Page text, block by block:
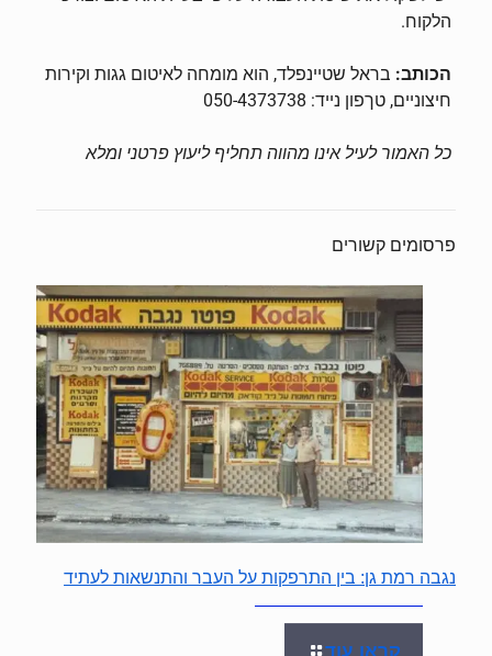
הלקוח.
הכותב: בראל שטיינפלד, הוא מומחה לאיטום גגות וקירות
חיצוניים, טךפון נייד: 050-4373738
כל האמור לעיל אינו מהווה תחליף ליעוץ פרטני ומלא
פרסומים קשורים
נגבה רמת גן: בין התרפקות על העבר והתנשאות לעתיד
קראו עוד